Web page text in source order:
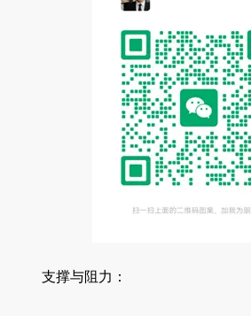
支撑与阻力：